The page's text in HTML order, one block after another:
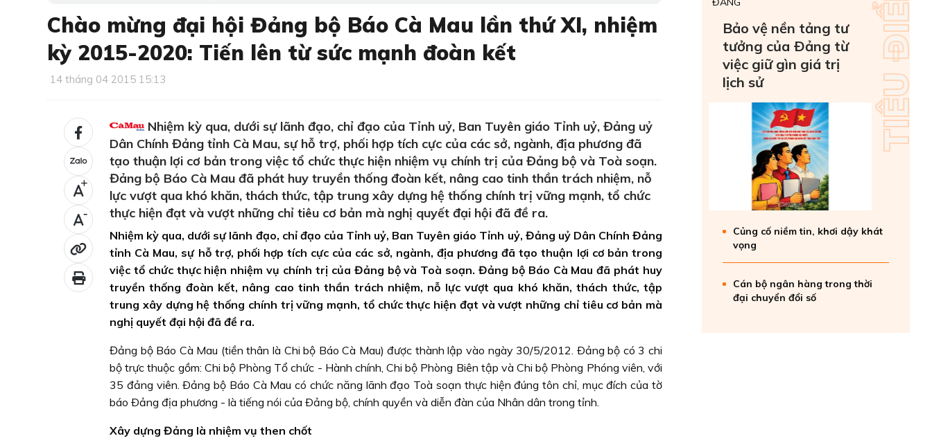
Chào mừng đại hội Đảng bộ Báo Cà Mau lần thứ XI, nhiệm
kỳ 2015-2020: Tiến lên từ sức mạnh đoàn kết
14 tháng 04 2015 15:13
+
-
Nhiệm kỳ qua, dưới sự lãnh đạo, chỉ đạo của Tỉnh uỷ, Ban Tuyên giáo Tỉnh uỷ, Đảng uỷ
Dân Chính Đảng tỉnh Cà Mau, sự hỗ trợ, phối hợp tích cực của các sở, ngành, địa phương đã
tạo thuận lợi cơ bản trong việc tổ chức thực hiện nhiệm vụ chính trị của Đảng bộ và Toà soạn.
Đảng bộ Báo Cà Mau đã phát huy truyền thống đoàn kết, nâng cao tinh thần trách nhiệm, nỗ
lực vượt qua khó khăn, thách thức, tập trung xây dựng hệ thống chính trị vững mạnh, tổ chức
thực hiện đạt và vượt những chỉ tiêu cơ bản mà nghị quyết đại hội đã đề ra.
Nhiệm kỳ qua, dưới sự lãnh đạo, chỉ đạo của Tỉnh uỷ, Ban Tuyên giáo Tỉnh uỷ, Đảng uỷ Dân Chính Đảng
tỉnh Cà Mau, sự hỗ trợ, phối hợp tích cực của các sở, ngành, địa phương đã tạo thuận lợi cơ bản trong
việc tổ chức thực hiện nhiệm vụ chính trị của Đảng bộ và Toà soạn. Đảng bộ Báo Cà Mau đã phát huy
truyền thống đoàn kết, nâng cao tinh thần trách nhiệm, nỗ lực vượt qua khó khăn, thách thức, tập
trung xây dựng hệ thống chính trị vững mạnh, tổ chức thực hiện đạt và vượt những chỉ tiêu cơ bản mà
nghị quyết đại hội đã đề ra.
Đảng bộ Báo Cà Mau (tiền thân là Chi bộ Báo Cà Mau) được thành lập vào ngày 30/5/2012. Ðảng bộ có 3 chi
bộ trực thuộc gồm: Chi bộ Phòng Tổ chức - Hành chính, Chi bộ Phòng Biên tập và Chi bộ Phòng Phóng viên, với
35 đảng viên. Ðảng bộ Báo Cà Mau có chức năng lãnh đạo Toà soạn thực hiện đúng tôn chỉ, mục đích của tờ
báo Ðảng địa phương - là tiếng nói của Ðảng bộ, chính quyền và diễn đàn của Nhân dân trong tỉnh.
Xây dựng Đảng là nhiệm vụ then chốt
Bảo vệ nền tảng tư
tưởng của Ðảng từ
việc giữ gìn giá trị
lịch sử
Củng cố niềm tin, khơi dậy khát
vọng
Cán bộ ngân hàng trong thời
đại chuyển đổi số